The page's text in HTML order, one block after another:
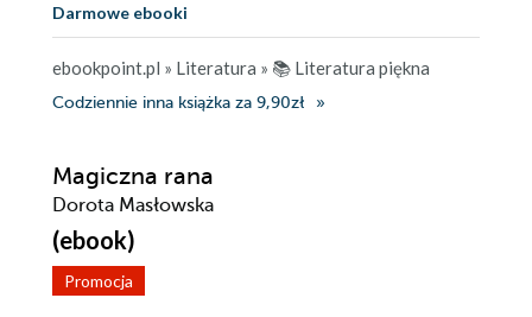
Darmowe ebooki
ebookpoint.pl » Literatura » 📚 Literatura piękna
Codziennie inna książka za 9,90zł
Magiczna rana
Dorota Masłowska
(ebook)
Promocja